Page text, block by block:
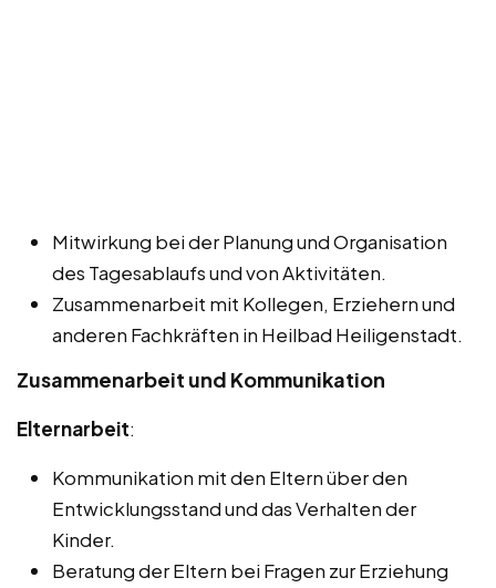
Mitwirkung bei der Planung und Organisation
des Tagesablaufs und von Aktivitäten.
Zusammenarbeit mit Kollegen, Erziehern und
anderen Fachkräften in Heilbad Heiligenstadt.
Zusammenarbeit und Kommunikation
Elternarbeit:
Kommunikation mit den Eltern über den
Entwicklungsstand und das Verhalten der
Kinder.
Beratung der Eltern bei Fragen zur Erziehung